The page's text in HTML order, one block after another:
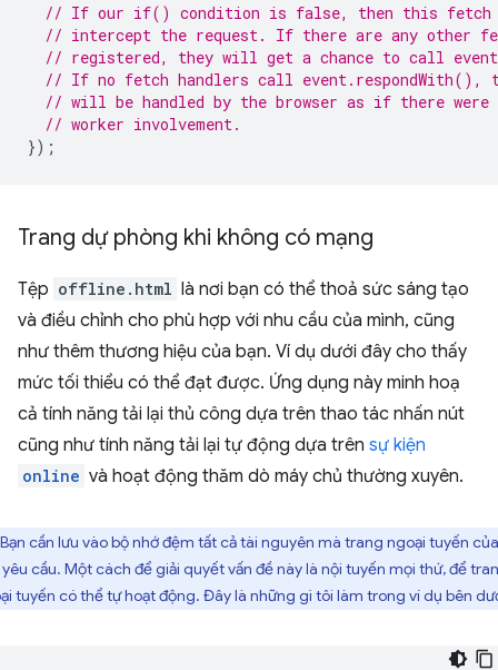
// If our if() condition is false, then this fetch
// intercept the request. If there are any other
// registered, they will get a chance to call
// If no fetch handlers call event.respondWith(),
// will be handled by the browser as if there were
// worker involvement.
});
Trang dự phòng khi không có mạng
Tệp offline.html là nơi bạn có thể thoả sức sáng tạo
và điều chỉnh cho phù hợp với nhu cầu của mình, cũng
như thêm thương hiệu của bạn. Ví dụ dưới đây cho thấy
mức tối thiểu có thể đạt được. Ứng dụng này minh hoạ
cả tính năng tải lại thủ công dựa trên thao tác nhấn nút
cũng như tính năng tải lại tự động dựa trên sự kiện
online và hoạt động thăm dò máy chủ thường xuyên.
Bạn cần lưu vào bộ nhớ đệm tất cả tài nguyên mà trang ngoại tuyến của
yêu cầu. Một cách để giải quyết vấn đề này là nội tuyến mọi thứ, để
tuyến có thể tự hoạt động. Đây là những gì tôi làm trong ví dụ bên